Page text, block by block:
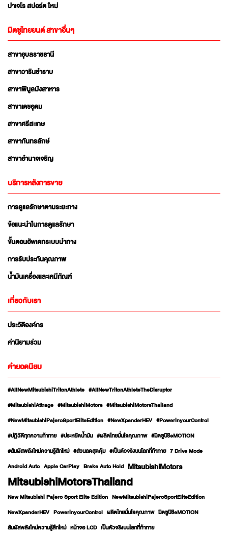
ปาเจโร สปอร์ต ใหม่
มิตซูไทยยนต์ สาขาอื่นๆ
สาขาอุบลราชธานี
สาขาวารินชำราบ
สาขาพิบูลมังสาหาร
สาขาเดชอุดม
สาขาศรีสะเกษ
สาขากันทรลักษ์
สาขาอำนาจเจริญ
บริการหลังการขาย
การดูแลรักษาตามระยะทาง
ข้อแนะนำในการดูแลรักษา
ขั้นตอนอัพเดทระบบนำทาง
การรับประกันคุณภาพ
น้ำมันเครื่องและเคมีภัณฑ์
เกี่ยวกับเรา
ประวัติองค์กร
ค่านิยามร่วม
คำยอดนิยม
#AllNewMitsubishiTritonAthlete #AllNewTritonAthleteTheDisruptor
#MitsubishiAttrage #MitsubishiMotors #MitsubishiMotorsThailand
#NewMitsubishiPajeroSportEliteEdition #NewXpanderHEV #PowerinyourControl
#ปฏิวัติทุกความท้าทาย #ประหยัดน้ำมัน #ผลิตไทยมั่นใจคุณภาพ #มิตซูบิชิeMOTION
#สัมผัสพลังใหม่ความรู้สึกใหม่ #ส่วนลดสุดคุ้ม #เป็นตัวจริงบนโลกที่ท้าทาย 7 Drive Mode
Android Auto Apple CarPlay Brake Auto Hold MitsubishiMotors
MitsubishiMotorsThailand
New Mitsubishi Pajero Sport Elite Edition NewMitsubishiPajeroSportEliteEdition
NewXpanderHEV PowerinyourControl ผลิตไทยมั่นใจคุณภาพ มิตซูบิชิeMOTION
สัมผัสพลังใหม่ความรู้สึกใหม่ หน้าจอ LCD เป็นตัวจริงบนโลกที่ท้าทาย